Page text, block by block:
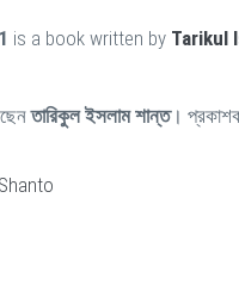
is a book written by Tarikul
তারিকুল ইসলাম শান্ত।